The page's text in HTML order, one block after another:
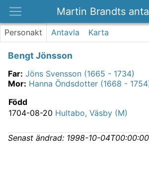
Martin Brandts
Platser
Kontakt
Personakt Antavla Karta
Bengt Jönsson
Far: Jöns Svensson (1665 - 1734)
Mor: Hanna Öndsdotter (1668 -
Född
1704-08-20 Hultabo, Väsby (M)
Senast ändrad: 1998-10-04T00:00:00